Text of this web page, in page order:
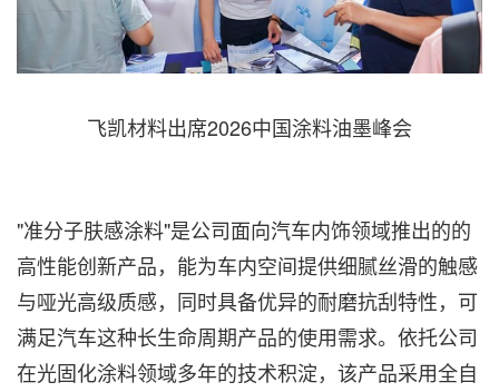
飞凯材料出席2026中国涂料油墨峰会
"准分子肤感涂料"是公司面向汽车内饰领域推出的的
高性能创新产品，能为车内空间提供细腻丝滑的触感
与哑光高级质感，同时具备优异的耐磨抗刮特性，可
满足汽车这种长生命周期产品的使用需求。依托公司
在光固化涂料领域多年的技术积淀，该产品采用全自